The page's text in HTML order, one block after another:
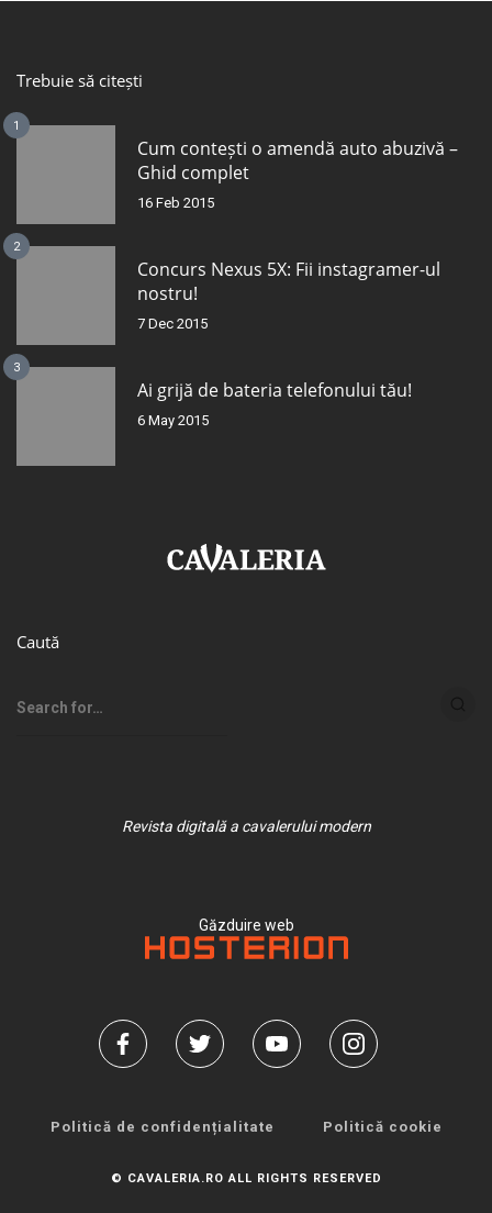
Trebuie să citești
1
Cum contești o amendă auto abuzivă –
Ghid complet
16 Feb 2015
2
Concurs Nexus 5X: Fii instagramer-ul
nostru!
7 Dec 2015
3
Ai grijă de bateria telefonului tău!
6 May 2015
Caută
Revista digitală a cavalerului modern
Găzduire web
Politică de confidențialitate Politică cookie
© CAVALERIA.RO ALL RIGHTS RESERVED